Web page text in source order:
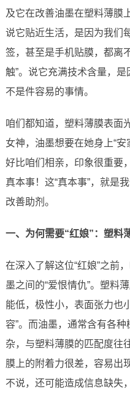
及它在改善油墨在塑料薄膜
说它贴近生活，是因为我们
签，甚至是手机贴膜，都离
触”。说它充满技术含量，是
不是件容易的事情。
咱们都知道，塑料薄膜表面
女神，油墨想要在她身上“
好比咱们相亲，印象很重要
真本事！这“真本事”，就
改善助剂。
一、为何需要“红娘”：塑料
在深入了解这位“红娘”之前
墨之间的“爱恨情仇”。塑料
能低，极性小，表面张力也
容”。而油墨，通常含有各
杂，与塑料薄膜的匹配度往
膜上的附着力很差，容易出
不说，还可能造成信息缺失